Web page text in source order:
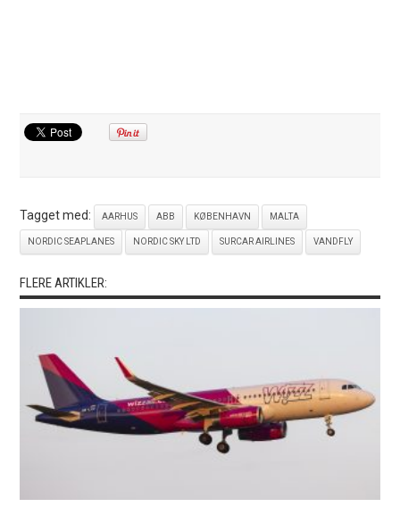
Tagget med: AARHUS ABB KØBENHAVN MALTA
NORDIC SEAPLANES NORDIC SKY LTD SURCAR AIRLINES VANDFLY
FLERE ARTIKLER: